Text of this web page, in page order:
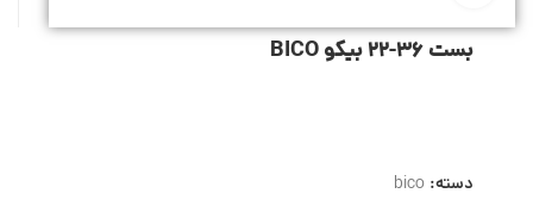
بست 36-22 بیکو BICO
دسته: bico